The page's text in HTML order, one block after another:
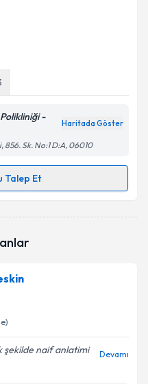
Polikliniği -
Haritada Göster
Sk. No:1 D:A, 06010
Talep Et
randevu almanız için bir
ilişkinAydınlatma
şekilde naif anlatimi
Devamı